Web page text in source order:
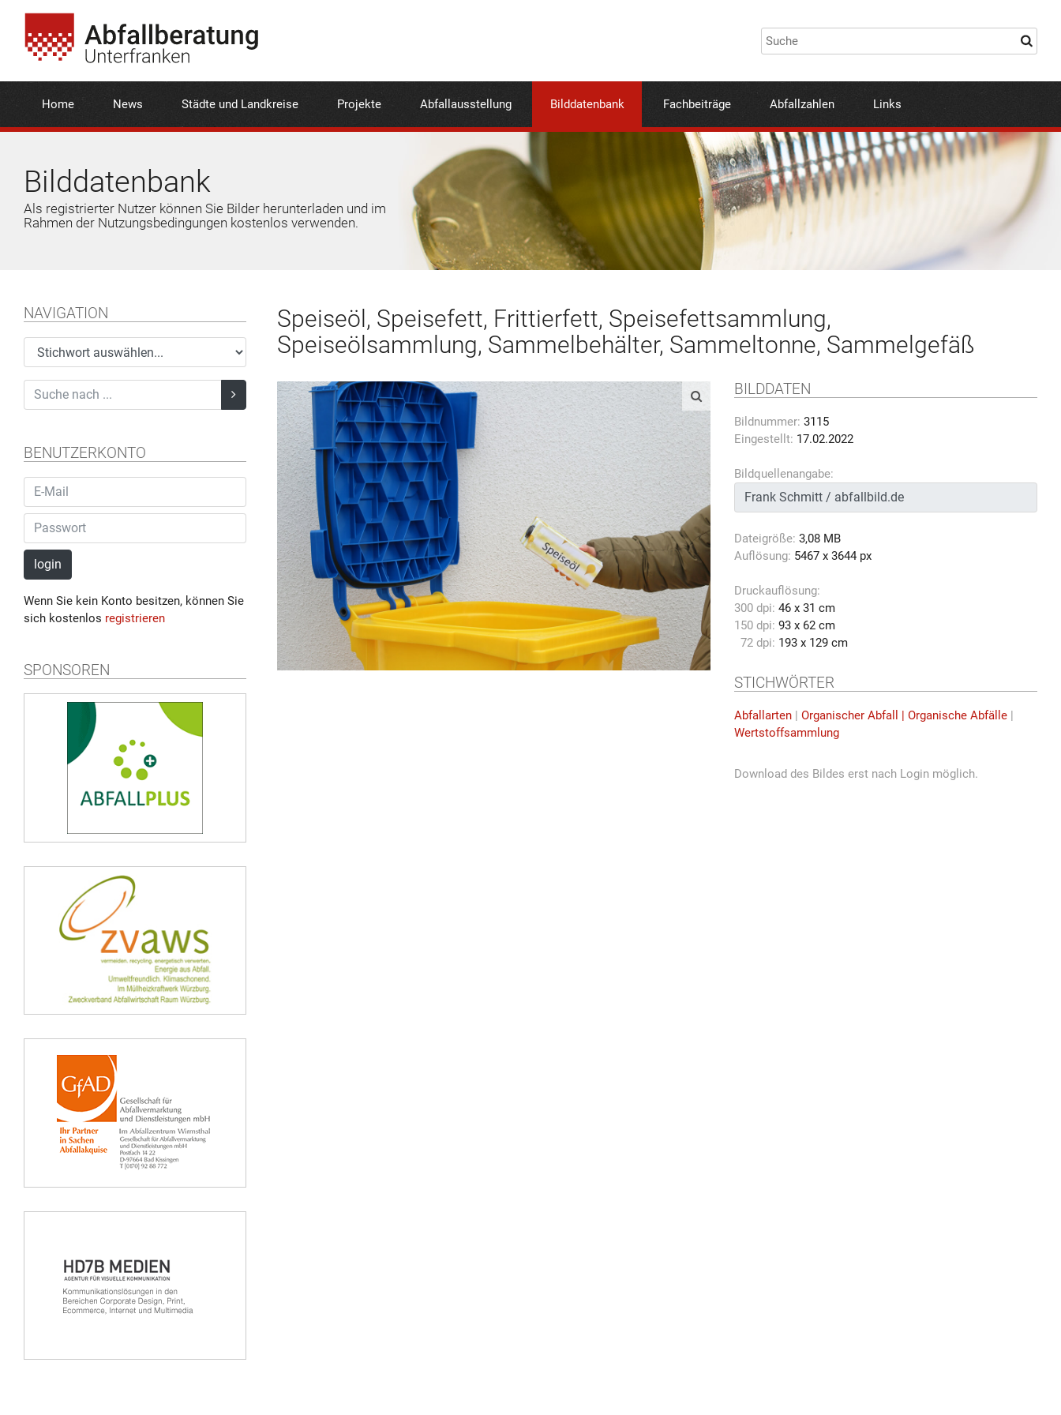
Home News Städte und Landkreise Projekte Abfallausstellung Bilddatenbank Fachbeiträge Abfallzahlen Links
Bilddatenbank
Als registrierter Nutzer können Sie Bilder herunterladen und im
Rahmen der Nutzungsbedingungen kostenlos verwenden.
NAVIGATION
BENUTZERKONTO
login
Wenn Sie kein Konto besitzen, können Sie
sich kostenlos registrieren
SPONSOREN
Speiseöl, Speisefett, Frittierfett, Speisefettsammlung,
Speiseölsammlung, Sammelbehälter, Sammeltonne, Sammelgefäß
BILDDATEN
Bildnummer: 3115
Eingestellt: 17.02.2022
Bildquellenangabe:
Dateigröße: 3,08 MB
Auflösung: 5467 x 3644 px
Druckauflösung:
300 dpi: 46 x 31 cm
150 dpi: 93 x 62 cm
72 dpi: 193 x 129 cm
STICHWÖRTER
Abfallarten |Organischer Abfall | Organische Abfälle |
Wertstoffsammlung
Download des Bildes erst nach Login möglich.